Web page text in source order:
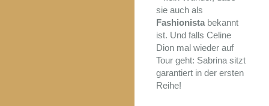
sie auch als
Fashionistabekannt
ist. Und falls Celine
Dion mal wieder auf
Tour geht: Sabrina sitzt
garantiert in der ersten
Reihe!